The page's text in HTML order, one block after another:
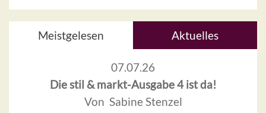
Meistgelesen Aktuelles
07.07.26
Die stil & markt-Ausgabe 4 ist da!
Von Sabine Stenzel